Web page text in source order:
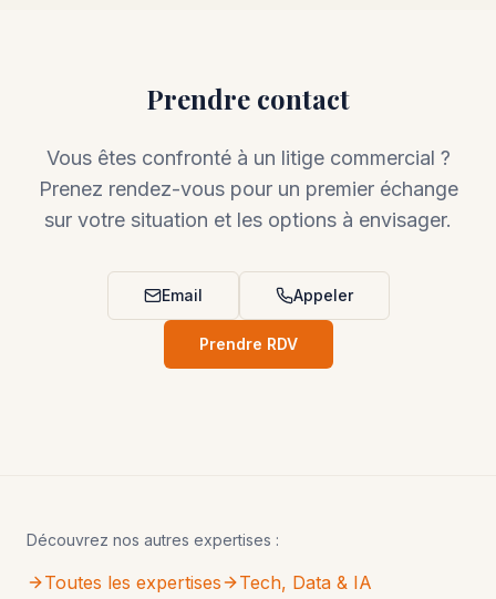
Prendre contact
Vous êtes confronté à un litige commercial ?
Prenez rendez-vous pour un premier échange
sur votre situation et les options à envisager.
Email Appeler
Prendre RDV
Découvrez nos autres expertises :
Toutes les expertises
Tech, Data & IA